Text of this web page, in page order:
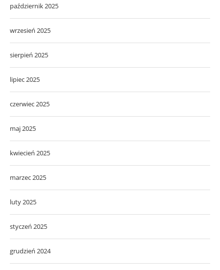
październik 2025
wrzesień 2025
sierpień 2025
lipiec 2025
czerwiec 2025
maj 2025
kwiecień 2025
marzec 2025
luty 2025
styczeń 2025
grudzień 2024